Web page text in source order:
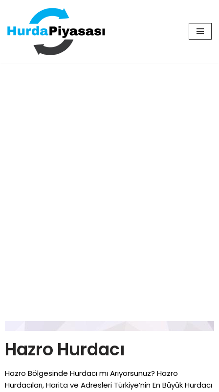
İçeriğe
geç
Hazro Hurdacı
Hazro Bölgesinde Hurdacı mı Arıyorsunuz? Hazro
Hurdacıları, Harita ve Adresleri Türkiye’nin En Büyük Hurdacı